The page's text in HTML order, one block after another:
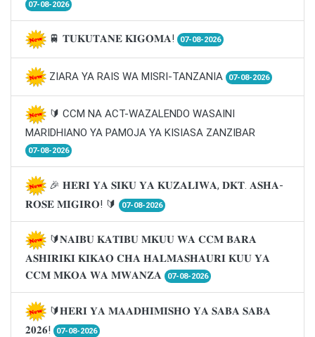
07-08-2026
🚆 𝐓𝐔𝐊𝐔𝐓𝐀𝐍𝐄 𝐊𝐈𝐆𝐎𝐌𝐀! 07-08-2026
ZIARA YA RAIS WA MISRI-TANZANIA 07-08-2026
🔰 CCM NA ACT-WAZALENDO WASAINI
MARIDHIANO YA PAMOJA YA KISIASA ZANZIBAR
07-08-2026
🎉 𝐇𝐄𝐑𝐈 𝐘𝐀 𝐒𝐈𝐊𝐔 𝐘𝐀 𝐊𝐔𝐙𝐀𝐋𝐈𝐖𝐀, 𝐃𝐊𝐓. 𝐀𝐒𝐇𝐀-
𝐑𝐎𝐒𝐄 𝐌𝐈𝐆𝐈𝐑𝐎! 🔰
07-08-2026
🔰𝐍𝐀𝐈𝐁𝐔 𝐊𝐀𝐓𝐈𝐁𝐔 𝐌𝐊𝐔𝐔 𝐖𝐀 𝐂𝐂𝐌 𝐁𝐀𝐑𝐀
𝐀𝐒𝐇𝐈𝐑𝐈𝐊𝐈 𝐊𝐈𝐊𝐀𝐎 𝐂𝐇𝐀 𝐇𝐀𝐋𝐌𝐀𝐒𝐇𝐀𝐔𝐑𝐈 𝐊𝐔𝐔 𝐘𝐀
𝐂𝐂𝐌 𝐌𝐊𝐎𝐀 𝐖𝐀 𝐌𝐖𝐀𝐍𝐙𝐀
07-08-2026
🔰𝐇𝐄𝐑𝐈 𝐘𝐀 𝐌𝐀𝐀𝐃𝐇𝐈𝐌𝐈𝐒𝐇𝐎 𝐘𝐀 𝐒𝐀𝐁𝐀 𝐒𝐀𝐁𝐀
𝟐𝟎𝟐𝟔!
07-08-2026